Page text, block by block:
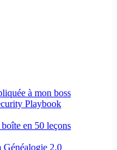
à mon boss
Playbook
en 50 leçons
Généalogie 2.0